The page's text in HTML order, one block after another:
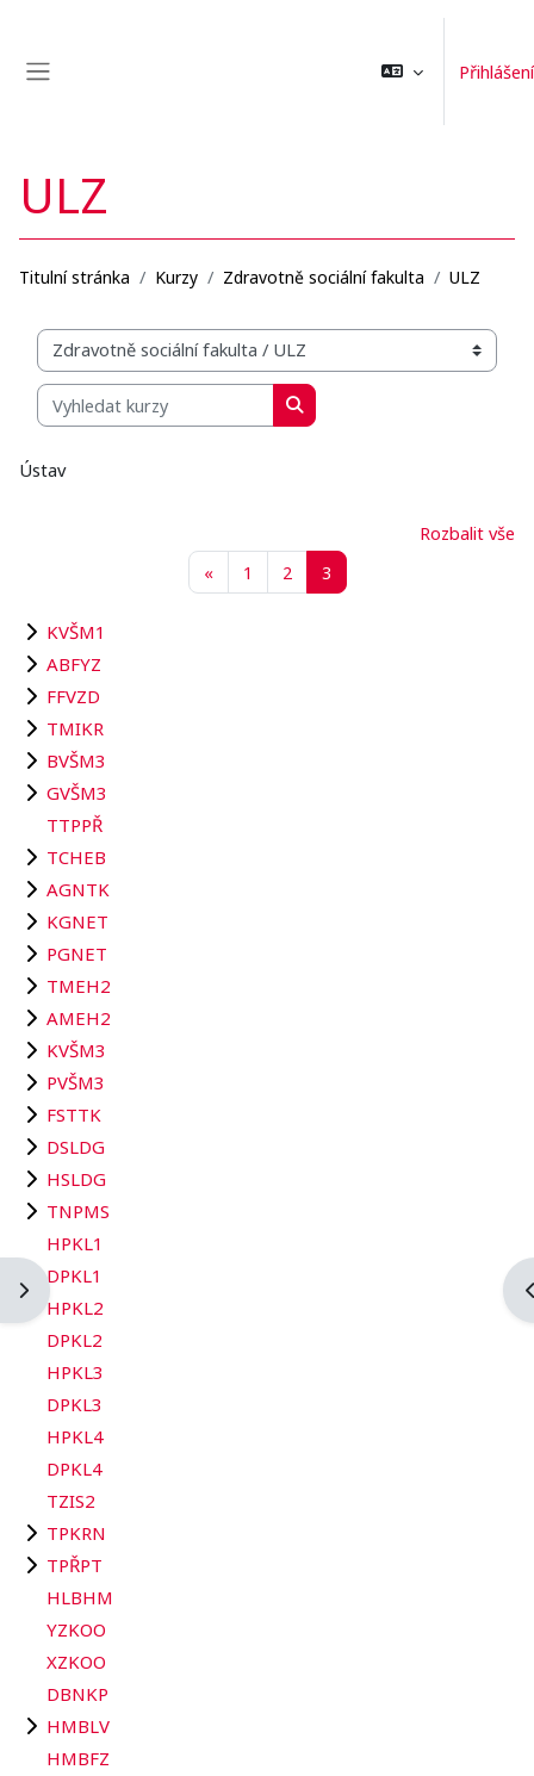
Přihlášení
Otevřít panel bloku
ULZ
Titulní stránka Kurzy Zdravotně sociální fakulta ULZ
Organizační struktura kurzů
Vyhledat kurzy
Vyhledat kurzy
Ústav
Rozbalit vše
«Předchozí stránka
1 Stránka 1
2Stránka 2
3Stránka 3
KVŠM1
ABFYZ
FFVZD
TMIKR
BVŠM3
GVŠM3
TTPPŘ
TCHEB
AGNTK
KGNET
PGNET
TMEH2
AMEH2
KVŠM3
PVŠM3
FSTTK
DSLDG
HSLDG
TNPMS
HPKL1
DPKL1
HPKL2
DPKL2
HPKL3
DPKL3
HPKL4
DPKL4
TZIS2
TPKRN
TPŘPT
HLBHM
YZKOO
XZKOO
DBNKP
HMBLV
HMBFZ